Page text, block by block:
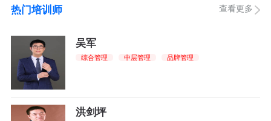
热门培训师 查看更多
吴军
综合管理 中层管理 品牌管理
洪剑坪